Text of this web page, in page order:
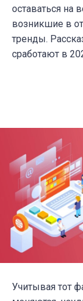
оставаться на
возникшие в
тренды.
сработают в
Учитывая тот